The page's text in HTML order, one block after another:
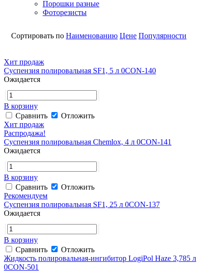
Порошки разные
Фоторезисты
Сортировать по Наименованию Цене Популярности
Хит продаж
Суспензия полировальная SF1, 5 л 0CON-140
Ожидается
В корзину
Сравнить
Отложить
Хит продаж
Распродажа!
Суспензия полировальная Chemlox, 4 л 0CON-141
Ожидается
В корзину
Сравнить
Отложить
Рекомендуем
Суспензия полировальная SF1, 25 л 0CON-137
Ожидается
В корзину
Сравнить
Отложить
Жидкость полировальная-ингибитор LogiPol Haze 3,785 л
0CON-501